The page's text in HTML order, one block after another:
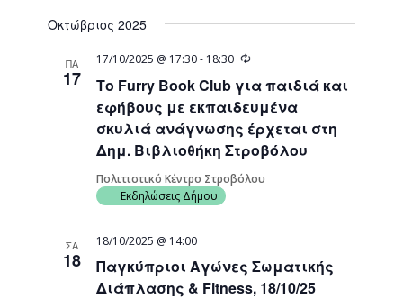
date.
Οκτώβριος 2025
ΠΑ
17
Το Furry Book Club για παιδιά και
εφήβους με εκπαιδευμένα
σκυλιά ανάγνωσης έρχεται στη
Δημ. Βιβλιοθήκη Στροβόλου
17/10/2025 @ 17:30- 18:30 Recurring
Πολιτιστικό Κέντρο Στροβόλου
Εκδηλώσεις Δήμου
ΣΑ
18
Παγκύπριοι Αγώνες Σωματικής
Διάπλασης & Fitness, 18/10/25
18/10/2025 @ 14:00